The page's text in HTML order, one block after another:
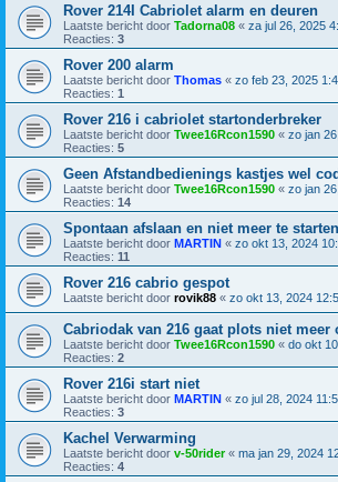
Rover 214I Cabriolet alarm en deuren
Laatste bericht door Tadorna08 « za jul 26, 2025
Reacties: 3
Rover 200 alarm
Laatste bericht door Thomas « zo feb 23, 2025
Reacties: 1
Rover 216 i cabriolet startonderbreker
Laatste bericht door Twee16Rcon1590 « zo jan
Reacties: 5
Geen Afstandbedienings kastjes wel
Laatste bericht door Twee16Rcon1590 « zo jan
Reacties: 14
Spontaan afslaan en niet meer te
Laatste bericht door MARTIN « zo okt 13, 2024
Reacties: 11
Rover 216 cabrio gespot
Laatste bericht door rovik88 « zo okt 13, 2024
Cabriodak van 216 gaat plots niet meer
Laatste bericht door Twee16Rcon1590 « do okt
Reacties: 2
Rover 216i start niet
Laatste bericht door MARTIN « zo jul 28, 2024
Reacties: 3
Kachel Verwarming
Laatste bericht door v-50rider« ma jan 29, 2024
Reacties: 4